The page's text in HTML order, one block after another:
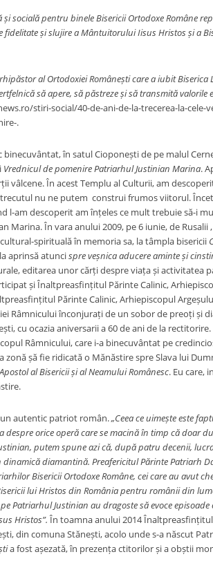
socială pentru binele Bisericii Ortodoxe Române
și slujire a Mântuitorului Iisus Hristos și a
al Ortodoxiei Românești care a iubit
să apere, să păstreze și să transmită valorile
stiri-social/40-de-ani-de-la-trecerea-la-cele-
.
în satul Cioponești de pe malul
Vrednicul de pomenire Patriarhul Justinian Marina.
vâlcene. În acest Templu al Culturii, am
nu ne putem construi frumos viitorul.
l-am descoperit am înțeles ce mult trebuie să-i
Marina. În vara anului 2009, pe 6 iunie, de Rusalii
spirituală în memoria sa, la tâmpla bisericii
aprinsă atuncispre veșnica aducere aminte și
editarea unor cărți despre viața și activitatea
și Înaltpreasfințitul Părinte Calinic,
Părinte Calinic, Arhiepiscopul
Râmnicului înconjurați de un sobor de preoți și
cu ocazia aniversarii a 60 de ani de la
Râmnicului, care i-a binecuvântat pe
șă fie ridicată o Mănăstire spre Slava lui
al Bisericii și al Neamului Românesc. Eu care,
autentic patriot român.„Ceea ce uimește este
orice operă care se macină în timp că doar
putem spune azi că, după patru decenii,
dinamică diamantină. Preafericitul Părinte Patriarh
Bisericii Ortodoxe Române, cei care au avut
lui Hristos din România pentru românii din
Patriarhul Justinian au dragoste să evoce
Hristos”. În toamna anului 2014
din comuna Stănești, acolo unde s-a născut
a fost așezată, în prezența ctitorilor și a obștii